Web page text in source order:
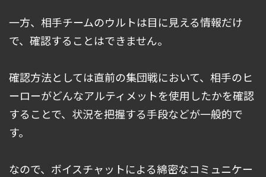
一方、相手チームのウルトは目に見える情報だけ
で、確認することはできません。
確認方法としては直前の集団戦において、相手のヒ
ーローがどんなアルティメットを使用したかを確認
することで、状況を把握する手段などが一般的で
す。
なので、ボイスチャットによる綿密なコミュニケー